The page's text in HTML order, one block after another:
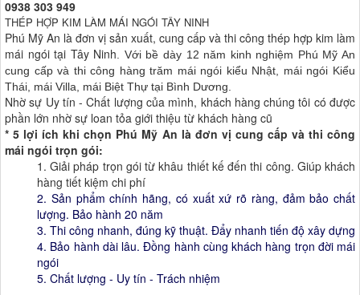
0938 303 949
THÉP HỢP KIM LÀM MÁI NGÓI TÂY NINH
Phú Mỹ An là đơn vị sản xuất, cung cấp và thi công thép hợp kim làm
mái ngói tại Tây Ninh . Với bề dày 12 năm kinh nghiệm Phú Mỹ An
cung cấp và thi công hàng trăm mái ngói kiểu Nhật, mái ngói Kiểu
Thái, mái Villa, mái Biệt Thự tại Bình Dương.
Nhờ sự Uy tín - Chất lượng của mình, khách hàng chúng tôi có được
phần lớn nhờ sự loan tỏa giới thiệu từ khách hàng cũ
* 5 lợi ích khi chọn Phú Mỹ An là đơn vị cung cấp và thi công
mái ngói trọn gói:
1. Giải pháp trọn gói từ khâu thiết kế đến thi công. Giúp khách
hàng tiết kiệm chi phí
2. Sản phẩm chính hãng, có xuất xứ rõ ràng, đảm bảo chất
lượng. Bảo hành 20 năm
3. Thi công nhanh, đúng kỹ thuật. Đẩy nhanh tiến độ xây dựng
4. Bảo hành dài lâu. Đồng hành cùng khách hàng trọn đời mái
ngói
5. Chất lượng - Uy tín - Trách nhiệm